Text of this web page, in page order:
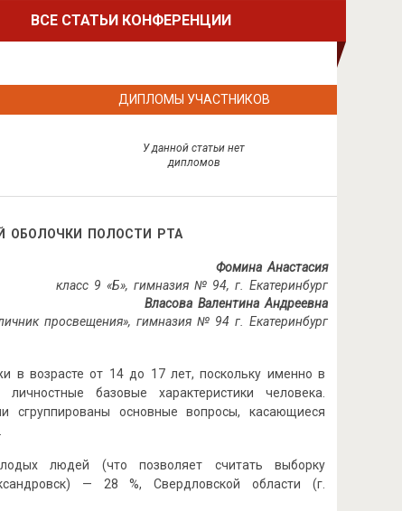
ВСЕ СТАТЬИ КОНФЕРЕНЦИИ
ДИПЛОМЫ УЧАСТНИКОВ
У данной статьи нет
дипломов
ОБОЛОЧКИ ПОЛОСТИ РТА
Фомина Анастасия
класс 9 «Б», гимназия № 94, г. Екатеринбург
Власова Валентина Андреевна
просвещения», гимназия № 94 г. Екатеринбург
в возрасте от 14 до 17 лет, поскольку именно в
базовые характеристики человека.
сгруппированы основные вопросы, касающиеся
людей (что позволяет считать выборку
— 28 %, Свердловской области (г.